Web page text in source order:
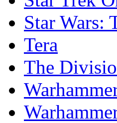
Star Wars:
Tera
The